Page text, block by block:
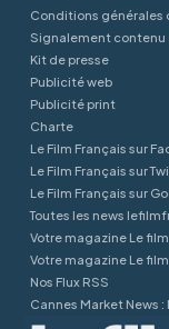
Conditions générales
Signalement contenu
Kit de presse
Publicité web
Publicité print
Charte
Le Film Français sur
Le Film Français sur
Le Film Français sur
Toutes les news
Votre magazine Le
Votre magazine Le
Nos Flux RSS
Cannes Market News